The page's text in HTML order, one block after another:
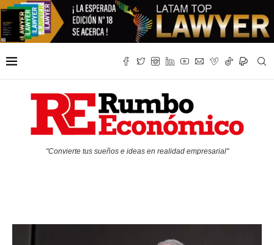
"Convierte tus sueños e ideas en realidad empresarial"